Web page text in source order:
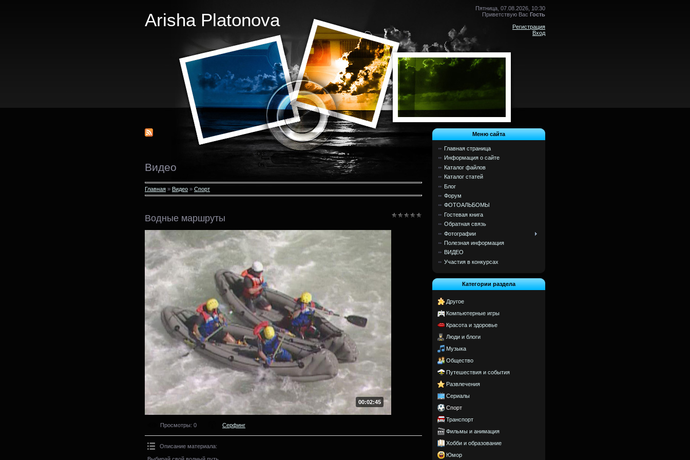
Arisha Platonova
Пятница, 07.08.2026, 10:30
Приветствую Вас Гость
Регистрация
Вход
Видео
Главная » Видео » Спорт
Водные маршруты
00:02:45
Просмотры: 0 Серфинг
Описание материала:
Выбирай свой водный путь.
Меню сайта
Главная страница
Информация о сайте
Каталог файлов
Каталог статей
Блог
Форум
ФОТОАЛЬБОМЫ
Гостевая книга
Обратная связь
Фотографии
Полезная информация
ВИДЕО
Участия в конкурсах
Категории раздела
Другое
Компьютерные игры
Красота и здоровье
Люди и блоги
Музыка
Общество
Путешествия и события
Развлечения
Сериалы
Спорт
Транспорт
Фильмы и анимация
Хобби и образование
Юмор